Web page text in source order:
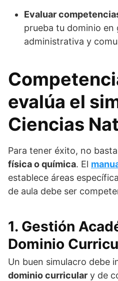
Evaluar
prueba tu dominio en
administrativa y
evalúa el
Ciencias
Para tener éxito, no
física o química. El
establece áreas
de aula debe ser
1. Gestión
Dominio
Un buen simulacro debe
dominio curricular y de